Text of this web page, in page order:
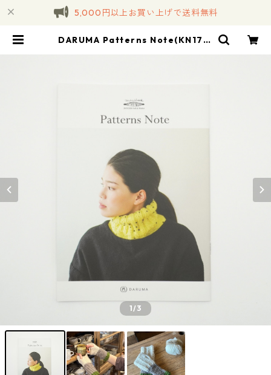
5,000円以上お買い上げで送料無料
DARUMA Patterns Note(KN17) |
1/3